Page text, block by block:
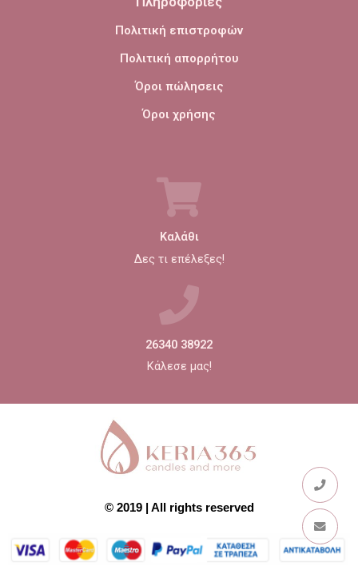
Πολιτική επιστροφών
Πολιτική απορρήτου
Όροι πώλησεις
Όροι χρήσης
Καλάθι
Δες τι επέλεξες!
26340 38922
Κάλεσε μας!
© 2019 | All rights reserved